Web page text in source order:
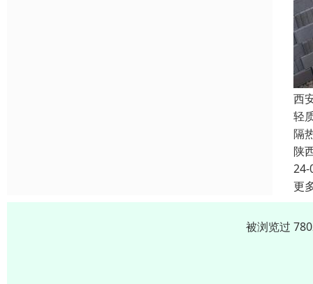
西
轻
隔
陕
24-
更
被浏览过